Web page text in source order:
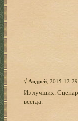
√ Андрей , 2015-12-
Из лучших.
всегда.